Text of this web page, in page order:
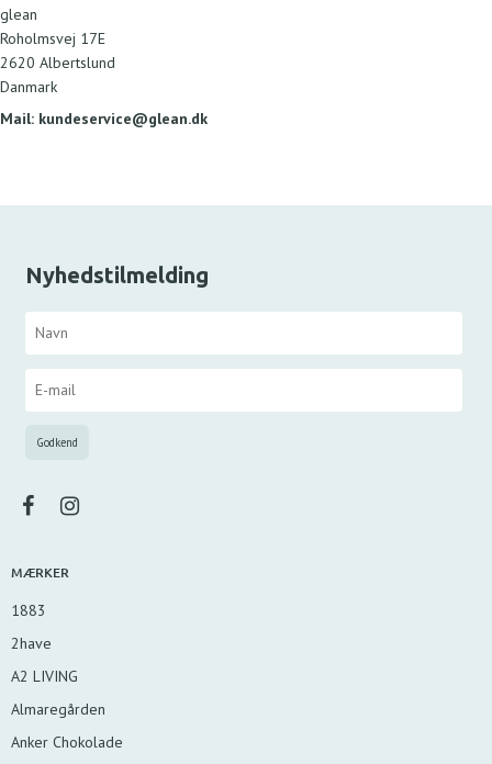
glean
Roholmsvej 17E
2620 Albertslund
Danmark
Mail: kundeservice@glean.dk
Nyhedstilmelding
MÆRKER
1883
2have
A2 LIVING
Almaregården
Anker Chokolade